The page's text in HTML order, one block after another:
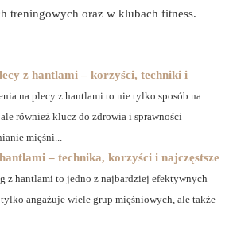
treningowych oraz w klubach fitness.
z hantlami – korzyści, techniki i
na plecy z hantlami to nie tylko sposób na
również klucz do zdrowia i sprawności
mięśni...
– technika, korzyści i najczęstsze
z hantlami to jedno z najbardziej efektywnych
angażuje wiele grup mięśniowych, ale także